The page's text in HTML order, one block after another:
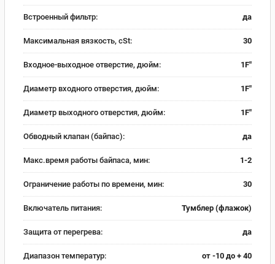
Встроенный фильтр: да
Максимальная вязкость, cSt: 30
Входное-выходное отверстие, дюйм: 1F"
Диаметр входного отверстия, дюйм: 1F"
Диаметр выходного отверстия, дюйм: 1F"
Обводный клапан (байпас): да
Макс.время работы байпаса, мин: 1-2
Ограничение работы по времени, мин: 30
Включатель питания: Тумблер (флажок)
Защита от перегрева: да
Диапазон температур: от -10 до + 40